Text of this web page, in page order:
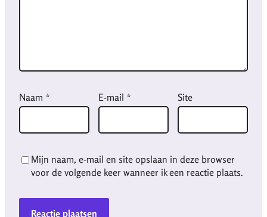
Naam * E-mail * Site
Mijn naam, e-mail en site opslaan in deze browser
voor de volgende keer wanneer ik een reactie plaats.